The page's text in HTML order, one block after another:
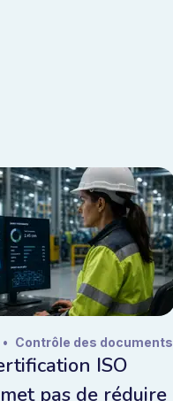
• Contrôle des documents
ISO
pas de réduire